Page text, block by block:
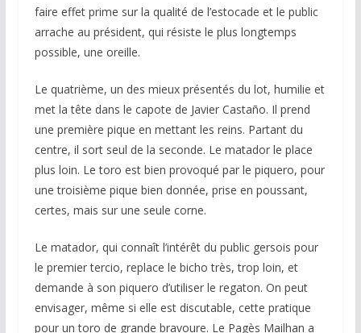
faire effet prime sur la qualité de l’estocade et le public
arrache au président, qui résiste le plus longtemps
possible, une oreille.
Le quatrième, un des mieux présentés du lot, humilie et
met la tête dans le capote de Javier Castaño. Il prend
une première pique en mettant les reins. Partant du
centre, il sort seul de la seconde. Le matador le place
plus loin. Le toro est bien provoqué par le piquero, pour
une troisième pique bien donnée, prise en poussant,
certes, mais sur une seule corne.
Le matador, qui connaît l’intérêt du public gersois pour
le premier tercio, replace le bicho très, trop loin, et
demande à son piquero d’utiliser le regaton. On peut
envisager, même si elle est discutable, cette pratique
pour un toro de grande bravoure. Le Pagès Mailhan a